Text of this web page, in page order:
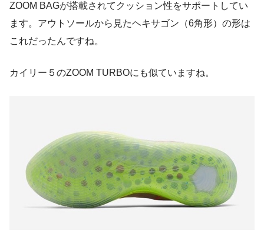
ZOOM BAGが搭載されてクッション性をサポートしてい
ます。アウトソールから見たヘキサゴン（6角形）の形は
これだったんですね。
カイリー５のZOOM TURBOにも似ていますね。